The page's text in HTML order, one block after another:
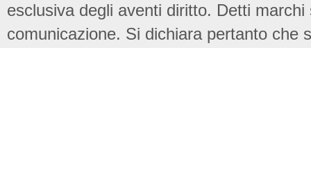
esclusiva degli aventi diritto. Detti
comunicazione. Si dichiara pertanto che